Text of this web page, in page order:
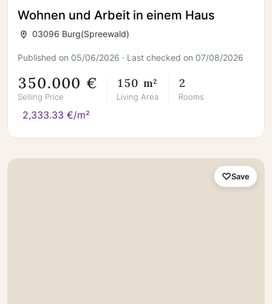
Wohnen und Arbeit in einem Haus
03096 Burg(Spreewald)
Published on 05/06/2026 · Last checked on 07/08/2026
350.000 €
Selling Price
150 m²
Living Area
2
Rooms
2,333.33 €/m²
Save